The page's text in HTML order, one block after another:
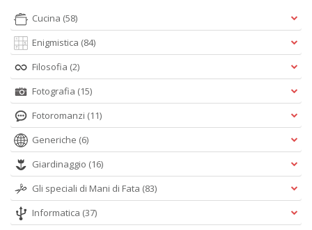
Cucina (58)
Enigmistica (84)
Filosofia (2)
Fotografia (15)
Fotoromanzi (11)
Generiche (6)
Giardinaggio (16)
Gli speciali di Mani di Fata (83)
Informatica (37)